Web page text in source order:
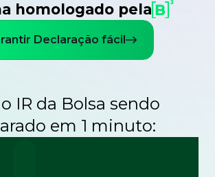
homologado pela
Declaração fácil
IR da Bolsa sendo
em 1 minuto: